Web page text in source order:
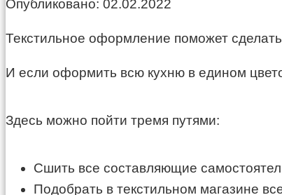
Опубликовано: 02.02.2022
Текстильное оформление поможет
И если оформить всю кухню в едином
Здесь можно пойти тремя путями:
Сшить все составляющие
Подобрать в текстильном магазине